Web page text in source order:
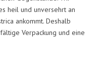
heil und unversehrt an
ankommt. Deshalb
Verpackung und eine